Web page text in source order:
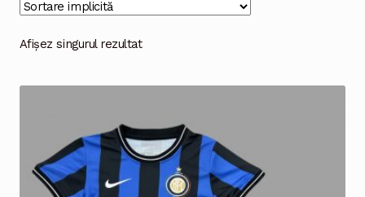
Magazinul
Afișez singurul rezultat